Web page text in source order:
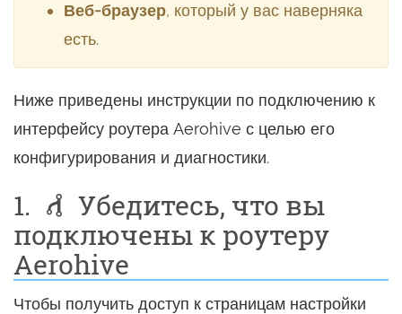
Веб-браузер, который у вас наверняка
есть.
Ниже приведены инструкции по подключению к
интерфейсу роутера Aerohive с целью его
конфигурирования и диагностики.
1.
Убедитесь, что вы
подключены к роутеру
Aerohive
Чтобы получить доступ к страницам настройки